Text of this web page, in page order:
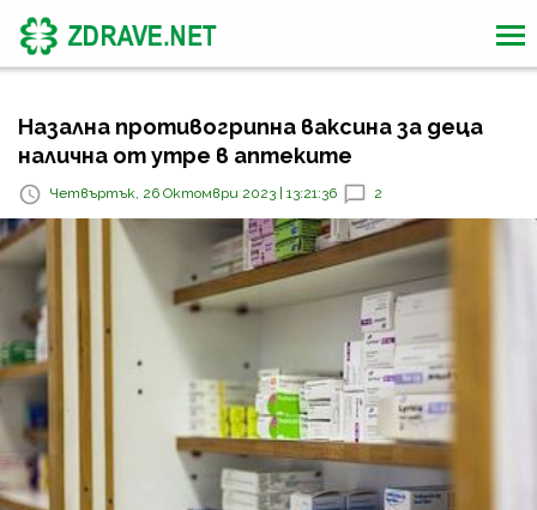
Назална противогрипна ваксина за деца
налична от утре в аптеките
Четвъртък, 26 Октомври 2023 | 13:21:36 2